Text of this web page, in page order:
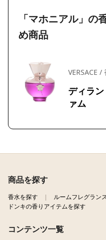
「マホニアル」の
め商品
VERSACE /
ディラ
ァム
商品を探す
香水を探す
ルームフレグラン
ドンキの香りアイテムを探す
コンテンツ一覧